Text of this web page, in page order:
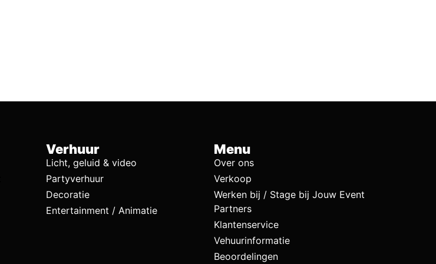
Verhuur
Licht, geluid & video
Partyverhuur
Decoratie
Entertainment / Animatie
Menu
Over ons
Verkoop
Werken bij / Stage bij Jouw Event
Partners
Klantenservice
Vehuurinformatie
Beoordelingen